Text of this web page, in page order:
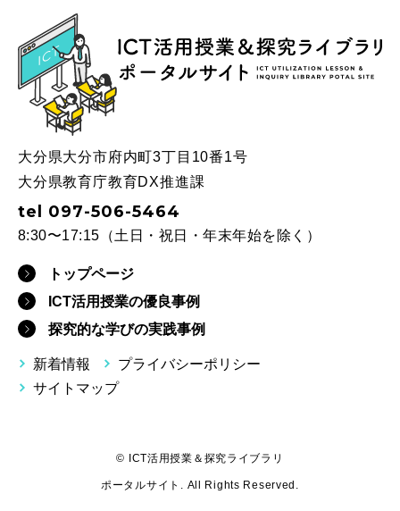
ICT
大分県大分市府内町3丁目10番1号
大分県教育庁教育DX推進課
tel 097-506-5464
8:30〜17:15（土日・祝日・年末年始を除く）
トップページ
ICT活用授業の優良事例
探究的な学びの実践事例
新着情報
プライバシーポリシー
サイトマップ
© ICT活用授業＆探究ライブラリ
ポータルサイト. All Rights Reserved.